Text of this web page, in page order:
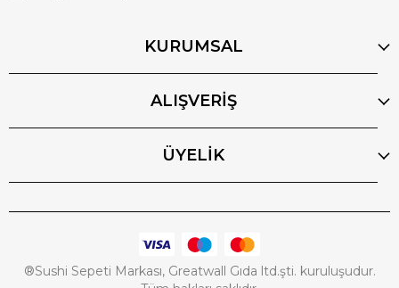
KURUMSAL
ALIŞVERİŞ
ÜYELİK
®Sushi Sepeti Markası, Greatwall Gıda ltd.şti. kuruluşudur.